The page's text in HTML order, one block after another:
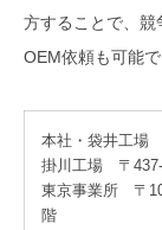
方することで、競
OEM依頼も可能
本社・袋井工場
掛川工場 〒437-
東京事業所 〒
階